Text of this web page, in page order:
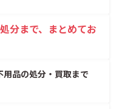
分まで、まとめてお
品の処分・買取まで